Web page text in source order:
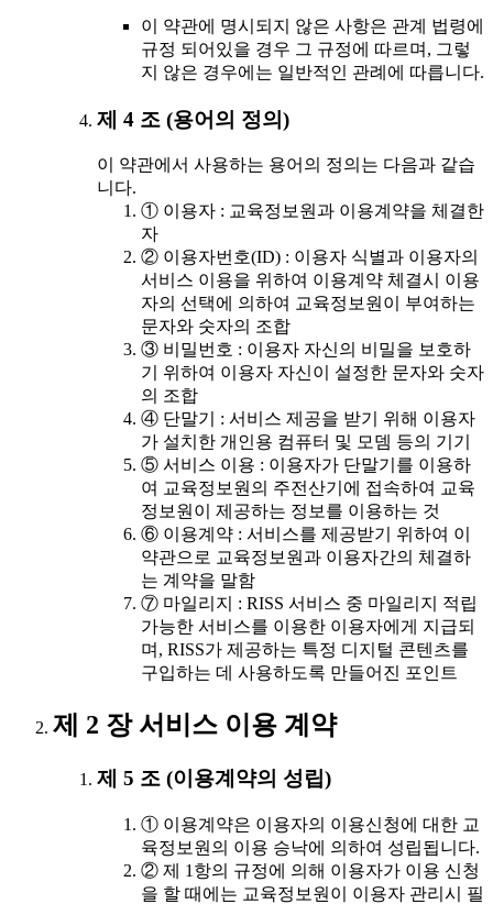
이 약관에 명시되지 않은 사항은 관계 법령에
규정 되어있을 경우 그 규정에 따르며, 그렇
지 않은 경우에는 일반적인 관례에 따릅니다.
제 4 조 (용어의 정의)
이 약관에서 사용하는 용어의 정의는 다음과 같습
니다.
① 이용자 : 교육정보원과 이용계약을 체결한
자
② 이용자번호(ID) : 이용자 식별과 이용자의
서비스 이용을 위하여 이용계약 체결시 이용
자의 선택에 의하여 교육정보원이 부여하는
문자와 숫자의 조합
③ 비밀번호 : 이용자 자신의 비밀을 보호하
기 위하여 이용자 자신이 설정한 문자와 숫자
의 조합
④ 단말기 : 서비스 제공을 받기 위해 이용자
가 설치한 개인용 컴퓨터 및 모뎀 등의 기기
⑤ 서비스 이용 : 이용자가 단말기를 이용하
여 교육정보원의 주전산기에 접속하여 교육
정보원이 제공하는 정보를 이용하는 것
⑥ 이용계약 : 서비스를 제공받기 위하여 이
약관으로 교육정보원과 이용자간의 체결하
는 계약을 말함
⑦ 마일리지 : RISS 서비스 중 마일리지 적립
가능한 서비스를 이용한 이용자에게 지급되
며, RISS가 제공하는 특정 디지털 콘텐츠를
구입하는 데 사용하도록 만들어진 포인트
제 2 장 서비스 이용 계약
제 5 조 (이용계약의 성립)
① 이용계약은 이용자의 이용신청에 대한 교
육정보원의 이용 승낙에 의하여 성립됩니다.
② 제 1항의 규정에 의해 이용자가 이용 신청
을 할 때에는 교육정보원이 이용자 관리시 필